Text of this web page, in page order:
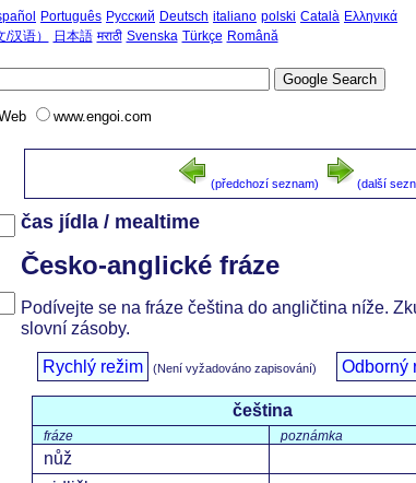
Português Русский Deutsch italiano polski Català Ελληνικά
汉语）
日本語 मराठी Svenska Türkçe Română
www.engoi.com
(předchozí seznam) (další
čas jídla / mealtime
Česko-anglické fráze
Podívejte se na fráze čeština do angličtina níže.
slovní zásoby.
Rychlý režim (Není vyžadováno zapisování) Odborný
čeština
fráze poznámka
nůž